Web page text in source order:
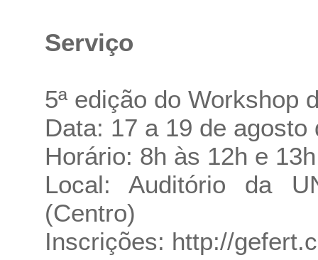
Serviço
5ª edição do Workshop
Data: 17 a 19 de agosto
Horário: 8h às 12h e
Local: Auditório da
(Centro)
Inscrições: http://